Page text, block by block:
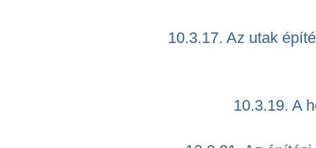
10.3.17. Az utak
10.3.19. A